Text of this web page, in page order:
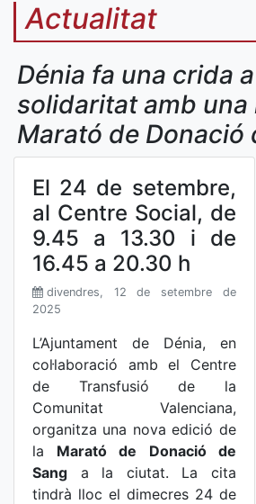
Actualitat
Dénia fa una crida
solidaritat amb una
Marató de Donació
El 24 de setembre,
al Centre Social, de
9.45 a 13.30 i de
16.45 a 20.30 h
divendres, 12 de setembre de
2025
L’Ajuntament de Dénia, en
col·laboració amb el Centre
de Transfusió de la
Comunitat Valenciana,
organitza una nova edició de
la Marató de Donació de
Sang a la ciutat. La cita
tindrà lloc el dimecres 24 de